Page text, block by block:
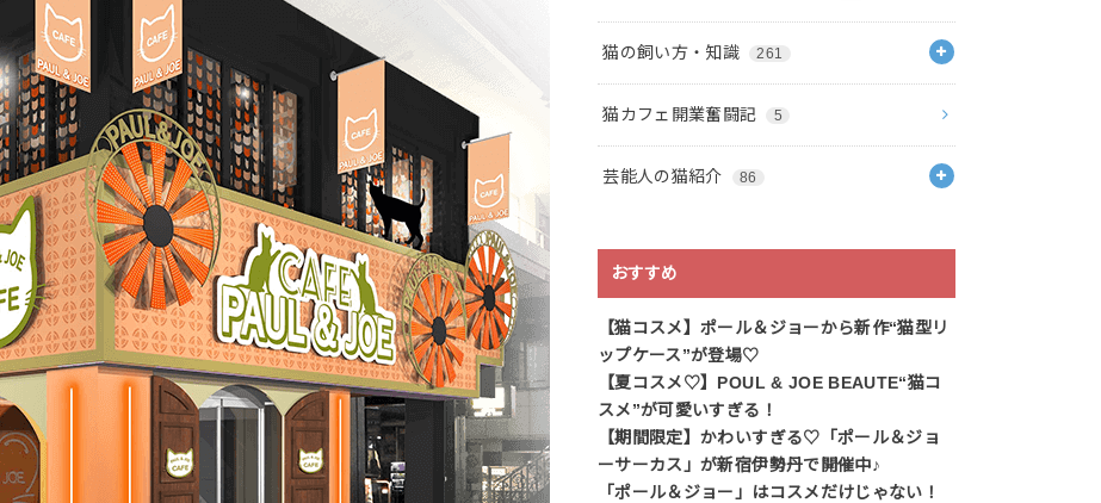
猫の飼い方・知識 261
猫カフェ開業奮闘記 5
芸能人の猫紹介 86
おすすめ
【猫コスメ】ポール＆ジョーから新作“猫型リ
ップケース”が登場♡
【夏コスメ♡】POUL & JOE BEAUTE“猫コ
スメ”が可愛いすぎる！
【期間限定】かわいすぎる♡「ポール＆ジョ
ーサーカス」が新宿伊勢丹で開催中♪
「ポール＆ジョー」はコスメだけじゃない！